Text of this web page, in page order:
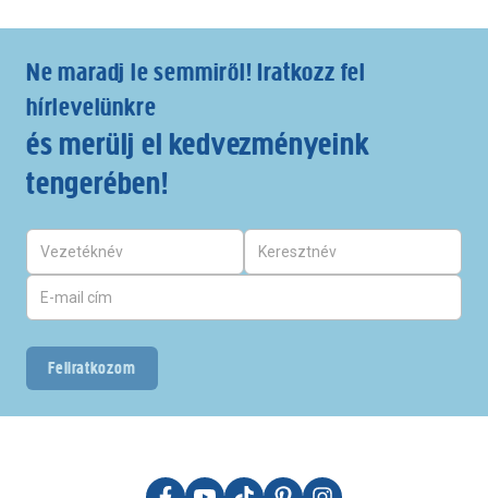
Ne maradj le semmiről! Iratkozz fel
hírlevelünkre
és merülj el kedvezményeink
tengerében!
Feliratkozom